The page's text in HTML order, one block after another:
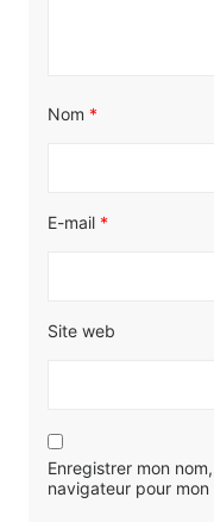
Nom *
E-mail *
Site web
Enregistrer mon
navigateur pour